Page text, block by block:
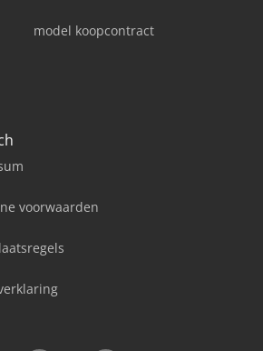
model koopcontract
voorwaarden